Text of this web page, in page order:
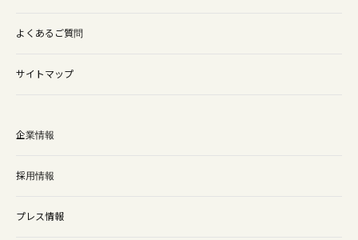
よくあるご質問
サイトマップ
企業情報
採用情報
プレス情報